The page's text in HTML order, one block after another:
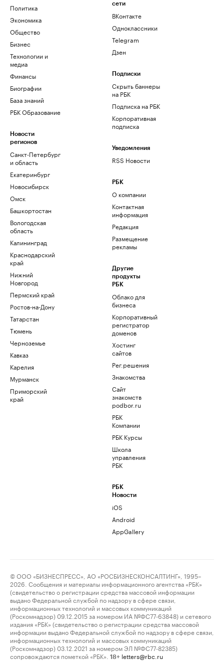
Политика
Экономика
Общество
Бизнес
Технологии и
медиа
Финансы
Биографии
База знаний
РБК Образование
Новости
регионов
Санкт-Петербург
и область
Екатеринбург
Новосибирск
Омск
Башкортостан
Вологодская
область
Калининград
Краснодарский
край
Нижний
Новгород
Пермский край
Ростов-на-Дону
Татарстан
Тюмень
Черноземье
Кавказ
Карелия
Мурманск
Приморский
край
сети
ВКонтакте
Одноклассники
Telegram
Дзен
Подписки
Скрыть баннеры
на РБК
Подписка на РБК
Корпоративная
подписка
Уведомления
RSS Новости
РБК
О компании
Контактная
информация
Редакция
Размещение
рекламы
Другие
продукты
РБК
Облако для
бизнеса
Корпоративный
регистратор
доменов
Хостинг
сайтов
Рег.решения
Знакомства
Сайт
знакомств
podbor.ru
РБК
Компании
РБК Курсы
Школа
управления
РБК
РБК
Новости
iOS
Android
AppGallery
© ООО «БИЗНЕСПРЕСС», АО «РОСБИЗНЕСКОНСАЛТИНГ», 1995–
2026. Сообщения и материалы информационного агентства «РБК»
(свидетельство о регистрации средства массовой информации
выдано Федеральной службой по надзору в сфере связи,
информационных технологий и массовых коммуникаций
(Роскомнадзор) 09.12.2015 за номером ИА №ФС77-63848) и сетевого
издания «РБК» (свидетельство о регистрации средства массовой
информации выдано Федеральной службой по надзору в сфере связи,
информационных технологий и массовых коммуникаций
(Роскомнадзор) 03.12.2021 за номером ЭЛ №ФС77-82385)
сопровождаются пометкой «РБК».
18+ letters@rbc.ru